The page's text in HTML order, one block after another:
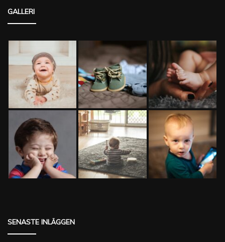
GALLERI
SENASTE INLÄGGEN